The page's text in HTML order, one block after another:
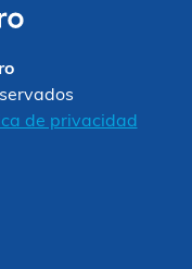
de privacidad